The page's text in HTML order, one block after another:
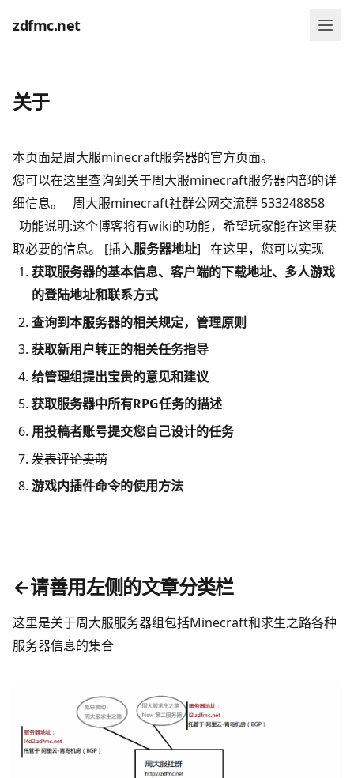
zdfmc.net
关于
本页面是周大服minecraft服务器的官方页面。
您可以在这里查询到关于周大服minecraft服务器内部的详
细信息。 周大服minecraft社群公网交流群 533248858
功能说明:这个博客将有wiki的功能，希望玩家能在这里获
取必要的信息。 [插入服务器地址] 在这里，您可以实现
获取服务器的基本信息、客户端的下载地址、多人游戏
的登陆地址和联系方式
查询到本服务器的相关规定，管理原则
获取新用户转正的相关任务指导
给管理组提出宝贵的意见和建议
获取服务器中所有RPG任务的描述
用投稿者账号提交您自己设计的任务
发表评论卖萌
游戏内插件命令的使用方法
←请善用左侧的文章分类栏
这里是关于周大服服务器组包括Minecraft和求生之路各种
服务器信息的集合